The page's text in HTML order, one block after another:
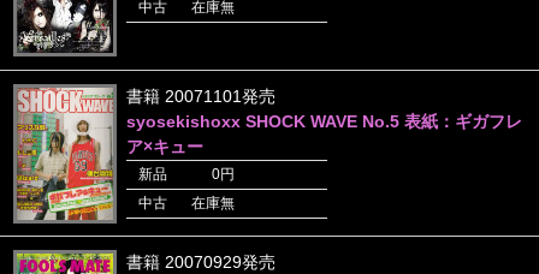
中古
在庫無
書籍 20071101発売
syosekishoxx SHOCK WAVE No.5 表紙：ギガフレ
ア×キュー
新品
0円
中古
在庫無
書籍 20070929発売